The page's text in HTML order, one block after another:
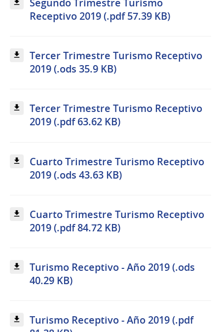
Segundo Trimestre Turismo
Receptivo 2019 (.pdf 57.39 KB)
Tercer Trimestre Turismo Receptivo
2019 (.ods 35.9 KB)
Tercer Trimestre Turismo Receptivo
2019 (.pdf 63.62 KB)
Cuarto Trimestre Turismo Receptivo
2019 (.ods 43.63 KB)
Cuarto Trimestre Turismo Receptivo
2019 (.pdf 84.72 KB)
Turismo Receptivo - Año 2019 (.ods
40.29 KB)
Turismo Receptivo - Año 2019 (.pdf